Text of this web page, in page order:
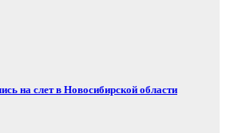
на слет в Новосибирской области